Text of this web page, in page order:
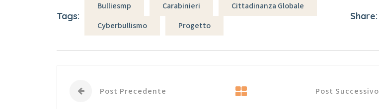
Tags:
Bulliesmp Carabinieri
Cittadinanza Globale
Cyberbullismo
Progetto
Share:
Post Precedente Post Successivo